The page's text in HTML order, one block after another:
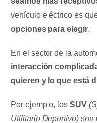
vehículo eléctrico es
opciones para elegir.
En el sector de la
interacción
quieren y lo que está
Por ejemplo, losSUV
Utilitario Deportivo) son